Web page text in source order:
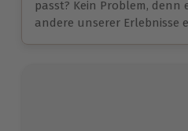
passt? Kein Problem, denn
andere unserer Erlebnisse